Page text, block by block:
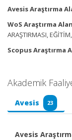
Avesis Araştırma
WoS Araştırma
ARAŞTIRMASI,
Scopus Araştırma
Akademik
Avesis 23
Avesis